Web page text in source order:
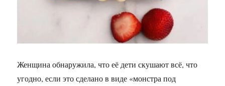
Женщина обнаружила, что её дети скушают всё, что
угодно, если это сделано в виде «монстра под